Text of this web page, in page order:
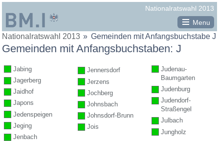
Nationalratswahl 2013
BM.I
Bundesministerium
für
Inneres
Österreich
Menu
Sie
befinden
hier:
Nationalratswahl 2013 Gemeinden mit Anfangsbuchstabe J
Gemeinden mit Anfangsbuchstaben: J
Jabing
Jagerberg
Jaidhof
Japons
Jedenspeigen
Jeging
Jenbach
Jennersdorf
Jerzens
Jochberg
Johnsbach
Johnsdorf-Brunn
Jois
Judenau-
Baumgarten
Judenburg
Judendorf-
Straßengel
Julbach
Jungholz
Legende
teilweise ausgezählt
noch nicht ausgezählt
Minima-Maxima-Analyse